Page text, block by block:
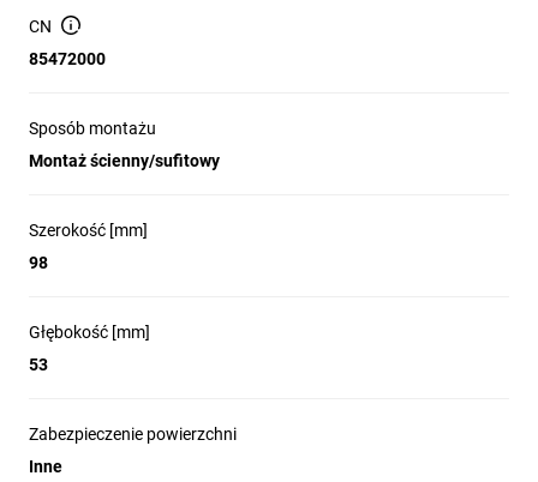
odporność na żar: 850 °C (glow-wire)
Napięcie znamionowe: 450 V
Zakres temperatur pracy: od -5 °C do +35 °C
Liczba wpustów: 7; rodzaj przepustu: membrana
Wyposażenie dodatkowe: dławnica Ø28 mm oraz żel
Kolor: biały; kształt: kwadratowy; odporność na
CN
85472000
Sposób montażu
Montaż ścienny/sufitowy
Szerokość [mm]
98
Głębokość [mm]
53
Zabezpieczenie powierzchni
Inne